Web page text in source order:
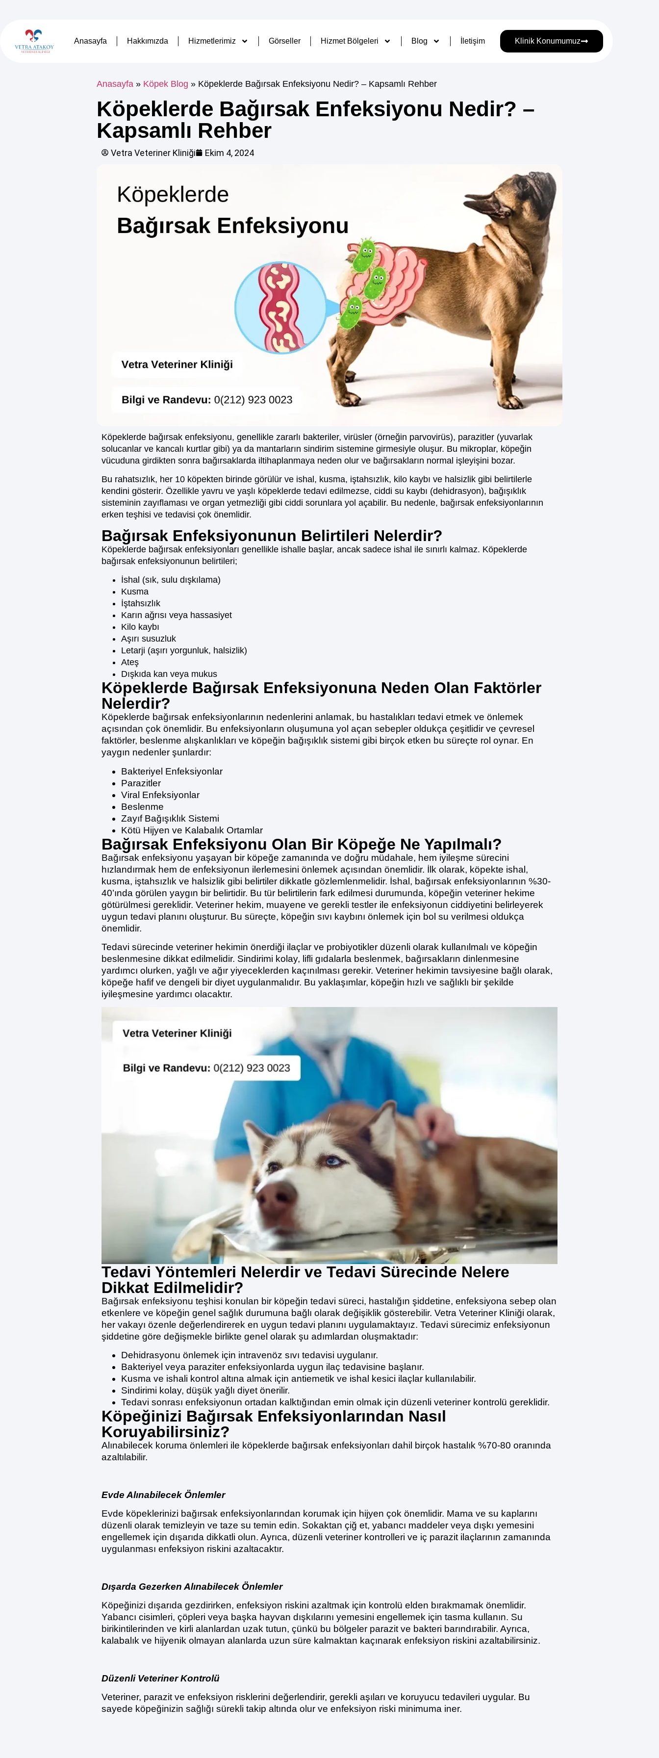
Anasayfa Hakkımızda Hizmetlerimiz Görseller Hizmet Bölgeleri Blog İletişim Klinik Konumumuz
Anasayfa » Köpek Blog » Köpeklerde Bağırsak Enfeksiyonu Nedir? – Kapsamlı Rehber
Köpeklerde Bağırsak Enfeksiyonu Nedir? –
Kapsamlı Rehber
Vetra Veteriner Kliniği Ekim 4, 2024
Köpeklerde bağırsak enfeksiyonu, genellikle zararlı bakteriler, virüsler (örneğin parvovirüs), parazitler (yuvarlak
solucanlar ve kancalı kurtlar gibi) ya da mantarların sindirim sistemine girmesiyle oluşur. Bu mikroplar, köpeğin
vücuduna girdikten sonra bağırsaklarda iltihaplanmaya neden olur ve bağırsakların normal işleyişini bozar.
Bu rahatsızlık, her 10 köpekten birinde görülür ve ishal, kusma, iştahsızlık, kilo kaybı ve halsizlik gibi belirtilerle
kendini gösterir. Özellikle yavru ve yaşlı köpeklerde tedavi edilmezse, ciddi su kaybı (dehidrasyon), bağışıklık
sisteminin zayıflaması ve organ yetmezliği gibi ciddi sorunlara yol açabilir. Bu nedenle, bağırsak enfeksiyonlarının
erken teşhisi ve tedavisi çok önemlidir.
Bağırsak Enfeksiyonunun Belirtileri Nelerdir?
Köpeklerde bağırsak enfeksiyonları genellikle ishalle başlar, ancak sadece ishal ile sınırlı kalmaz. Köpeklerde
bağırsak enfeksiyonunun belirtileri;
İshal (sık, sulu dışkılama)
Kusma
İştahsızlık
Karın ağrısı veya hassasiyet
Kilo kaybı
Aşırı susuzluk
Letarji (aşırı yorgunluk, halsizlik)
Ateş
Dışkıda kan veya mukus
Köpeklerde Bağırsak Enfeksiyonuna Neden Olan Faktörler
Nelerdir?
Köpeklerde bağırsak enfeksiyonlarının nedenlerini anlamak, bu hastalıkları tedavi etmek ve önlemek
açısından çok önemlidir. Bu enfeksiyonların oluşumuna yol açan sebepler oldukça çeşitlidir ve çevresel
faktörler, beslenme alışkanlıkları ve köpeğin bağışıklık sistemi gibi birçok etken bu süreçte rol oynar. En
yaygın nedenler şunlardır:
Bakteriyel Enfeksiyonlar
Parazitler
Viral Enfeksiyonlar
Beslenme
Zayıf Bağışıklık Sistemi
Kötü Hijyen ve Kalabalık Ortamlar
Bağırsak Enfeksiyonu Olan Bir Köpeğe Ne Yapılmalı?
Bağırsak enfeksiyonu yaşayan bir köpeğe zamanında ve doğru müdahale, hem iyileşme sürecini
hızlandırmak hem de enfeksiyonun ilerlemesini önlemek açısından önemlidir. İlk olarak, köpekte ishal,
kusma, iştahsızlık ve halsizlik gibi belirtiler dikkatle gözlemlenmelidir. İshal, bağırsak enfeksiyonlarının %30-
40’ında görülen yaygın bir belirtidir. Bu tür belirtilerin fark edilmesi durumunda, köpeğin veteriner hekime
götürülmesi gereklidir. Veteriner hekim, muayene ve gerekli testler ile enfeksiyonun ciddiyetini belirleyerek
uygun tedavi planını oluşturur. Bu süreçte, köpeğin sıvı kaybını önlemek için bol su verilmesi oldukça
önemlidir.
Tedavi sürecinde veteriner hekimin önerdiği ilaçlar ve probiyotikler düzenli olarak kullanılmalı ve köpeğin
beslenmesine dikkat edilmelidir. Sindirimi kolay, lifli gıdalarla beslenmek, bağırsakların dinlenmesine
yardımcı olurken, yağlı ve ağır yiyeceklerden kaçınılması gerekir. Veteriner hekimin tavsiyesine bağlı olarak,
köpeğe hafif ve dengeli bir diyet uygulanmalıdır. Bu yaklaşımlar, köpeğin hızlı ve sağlıklı bir şekilde
iyileşmesine yardımcı olacaktır.
Tedavi Yöntemleri Nelerdir ve Tedavi Sürecinde Nelere
Dikkat Edilmelidir?
Bağırsak enfeksiyonu teşhisi konulan bir köpeğin tedavi süreci, hastalığın şiddetine, enfeksiyona sebep olan
etkenlere ve köpeğin genel sağlık durumuna bağlı olarak değişiklik gösterebilir. Vetra Veteriner Kliniği olarak,
her vakayı özenle değerlendirerek en uygun tedavi planını uygulamaktayız. Tedavi sürecimiz enfeksiyonun
şiddetine göre değişmekle birlikte genel olarak şu adımlardan oluşmaktadır:
Dehidrasyonu önlemek için intravenöz sıvı tedavisi uygulanır.
Bakteriyel veya paraziter enfeksiyonlarda uygun ilaç tedavisine başlanır.
Kusma ve ishali kontrol altına almak için antiemetik ve ishal kesici ilaçlar kullanılabilir.
Sindirimi kolay, düşük yağlı diyet önerilir.
Tedavi sonrası enfeksiyonun ortadan kalktığından emin olmak için düzenli veteriner kontrolü gereklidir.
Köpeğinizi Bağırsak Enfeksiyonlarından Nasıl
Koruyabilirsiniz?
Alınabilecek koruma önlemleri ile köpeklerde bağırsak enfeksiyonları dahil birçok hastalık %70-80 oranında
azaltılabilir.
Evde Alınabilecek Önlemler
Evde köpeklerinizi bağırsak enfeksiyonlarından korumak için hijyen çok önemlidir. Mama ve su kaplarını
düzenli olarak temizleyin ve taze su temin edin. Sokaktan çiğ et, yabancı maddeler veya dışkı yemesini
engellemek için dışarıda dikkatli olun. Ayrıca, düzenli veteriner kontrolleri ve iç parazit ilaçlarının zamanında
uygulanması enfeksiyon riskini azaltacaktır.
Dışarda Gezerken Alınabilecek Önlemler
Köpeğinizi dışarıda gezdirirken, enfeksiyon riskini azaltmak için kontrolü elden bırakmamak önemlidir.
Yabancı cisimleri, çöpleri veya başka hayvan dışkılarını yemesini engellemek için tasma kullanın. Su
birikintilerinden ve kirli alanlardan uzak tutun, çünkü bu bölgeler parazit ve bakteri barındırabilir. Ayrıca,
kalabalık ve hijyenik olmayan alanlarda uzun süre kalmaktan kaçınarak enfeksiyon riskini azaltabilirsiniz.
Düzenli Veteriner Kontrolü
Veteriner, parazit ve enfeksiyon risklerini değerlendirir, gerekli aşıları ve koruyucu tedavileri uygular. Bu
sayede köpeğinizin sağlığı sürekli takip altında olur ve enfeksiyon riski minimuma iner.